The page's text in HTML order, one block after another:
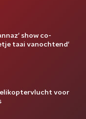
show co-
taai vanochtend'
voor